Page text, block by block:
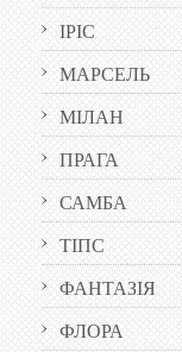
ІРІС
МАРСЕЛЬ
МІЛАН
ПРАГА
САМБА
ТІПС
ФАНТАЗІЯ
ФЛОРА